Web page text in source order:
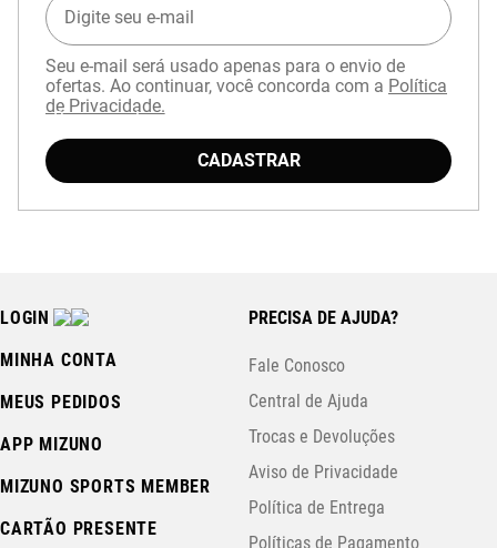
Baixe o aplicativo Mizuno e garanta
com cupom
Seu e-mail será usado apenas para o envio de
ofertas. Ao continuar, você concorda com a Política
de Privacidade.
CADASTRAR
LOGIN
MINHA CONTA
MEUS PEDIDOS
APP MIZUNO
MIZUNO SPORTS MEMBER
CARTÃO PRESENTE
PRECISA DE AJUDA?
Fale Conosco
Central de Ajuda
Trocas e Devoluções
Aviso de Privacidade
Política de Entrega
Políticas de Pagamento